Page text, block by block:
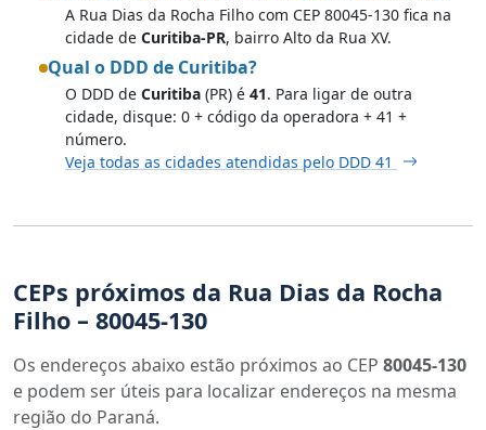
A Rua Dias da Rocha Filho com CEP 80045-130 fica na
cidade de Curitiba-PR, bairro Alto da Rua XV.
Qual o DDD de Curitiba?
O DDD de Curitiba (PR) é 41. Para ligar de outra
cidade, disque: 0 + código da operadora + 41 +
número.
Veja todas as cidades atendidas pelo DDD 41
CEPs próximos da Rua Dias da Rocha
Filho – 80045-130
Os endereços abaixo estão próximos ao CEP 80045-130
e podem ser úteis para localizar endereços na mesma
região do Paraná.